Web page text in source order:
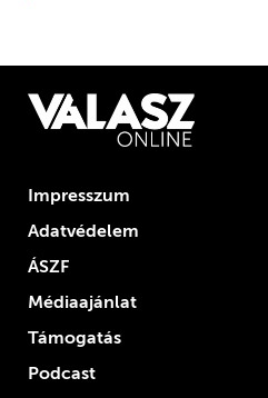
Impresszum
Adatvédelem
ÁSZF
Médiaajánlat
Támogatás
Podcast